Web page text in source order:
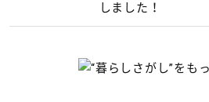
しました！